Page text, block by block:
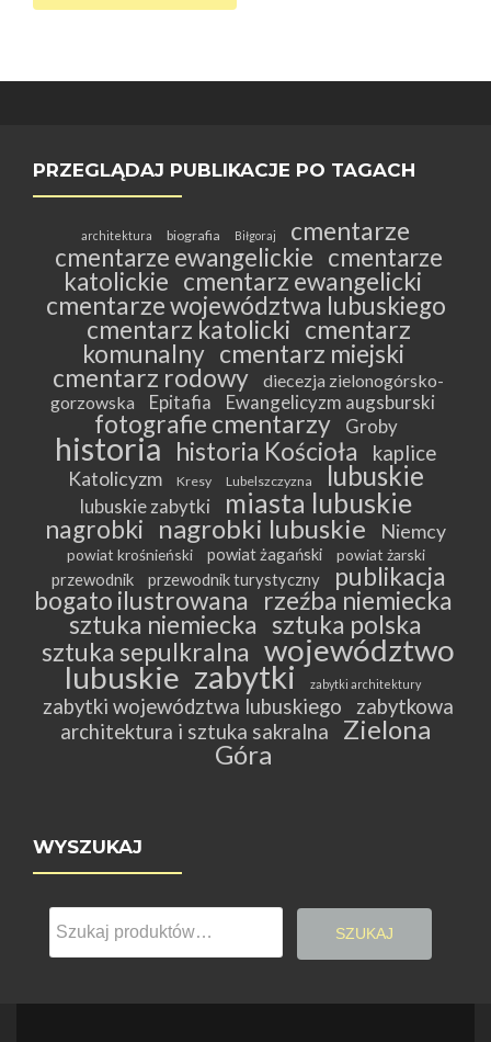
PRZEGLĄDAJ PUBLIKACJE PO TAGACH
architektura biografia Biłgoraj
cmentarze
cmentarze ewangelickie cmentarze
katolickie cmentarz ewangelicki
cmentarze województwa lubuskiego
cmentarz katolicki cmentarz
komunalny cmentarz miejski
cmentarz rodowy
diecezja zielonogórsko-
gorzowska
Epitafia Ewangelicyzm augsburski
fotografie cmentarzy Groby
historia historia Kościoła kaplice
Katolicyzm Kresy Lubelszczyzna lubuskie
lubuskie zabytki miasta lubuskie
nagrobki nagrobki lubuskie Niemcy
powiat krośnieński powiat żagański powiat żarski
przewodnik przewodnik turystyczny
publikacja
bogato ilustrowana
rzeźba niemiecka
sztuka niemiecka sztuka polska
sztuka sepulkralna województwo
lubuskie zabytki zabytki architektury
zabytki województwa lubuskiego
zabytkowa
architektura i sztuka sakralna
Zielona
Góra
WYSZUKAJ
Szukaj:
SZUKAJ